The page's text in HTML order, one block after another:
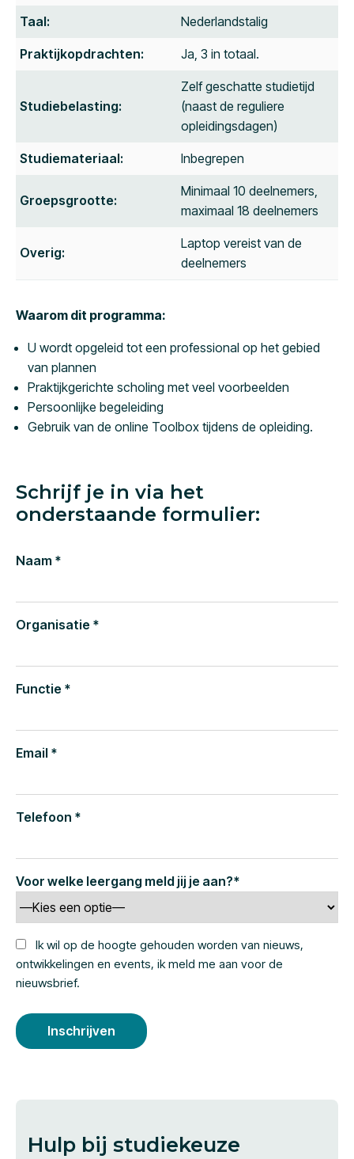
Taal: Nederlandstalig
Praktijkopdrachten: Ja, 3 in totaal.
Studiebelasting:
Zelf geschatte studietijd
(naast de reguliere
opleidingsdagen)
Studiemateriaal: Inbegrepen
Groepsgrootte:
Minimaal 10 deelnemers,
maximaal 18 deelnemers
Overig:
Laptop vereist van de
deelnemers
Waarom dit programma:
U wordt opgeleid tot een professional op het gebied
van plannen
Praktijkgerichte scholing met veel voorbeelden
Persoonlijke begeleiding
Gebruik van de online Toolbox tijdens de opleiding.
Schrijf je in via het
onderstaande formulier:
Naam *
Organisatie *
Functie *
Email *
Telefoon *
Voor welke leergang meld jij je aan?*
Ik wil op de hoogte gehouden worden van nieuws,
ontwikkelingen en events, ik meld me aan voor de
nieuwsbrief.
Hulp bij studiekeuze